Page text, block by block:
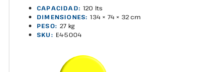
CAPACIDAD: 120 lts
DIMENSIONES: 134 × 74 × 32 cm
PESO: 27 kg
SKU: E4-5004